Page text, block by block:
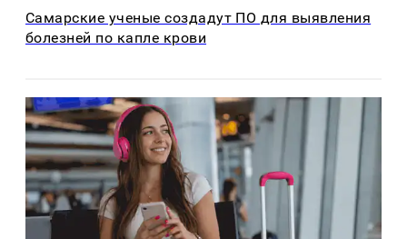
Самарские ученые создадут ПО для выявления
болезней по капле крови